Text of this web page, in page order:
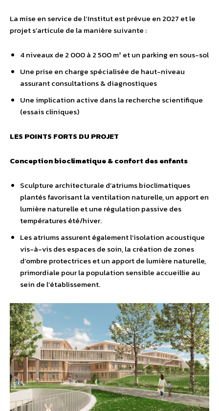
La mise en service de l’Institut est prévue en 2027 et le
projet s’articule de la manière suivante :
4 niveaux de 2 000 à 2 500 m² et un parking en sous-sol
Une prise en charge spécialisée de haut-niveau
assurant consultations & diagnostiques
Une implication active dans la recherche scientifique
(essais cliniques)
LES POINTS FORTS DU PROJET
Conception bioclimatique & confort des enfants
Sculpture architecturale d’atriums bioclimatiques
plantés favorisant la ventilation naturelle, un apport en
lumière naturelle et une régulation passive des
températures été/hiver.
Les atriums assurent également l’isolation acoustique
vis-à-vis des espaces de soin, la création de zones
d’ombre protectrices et un apport de lumière naturelle,
primordiale pour la population sensible accueillie au
sein de l’établissement.